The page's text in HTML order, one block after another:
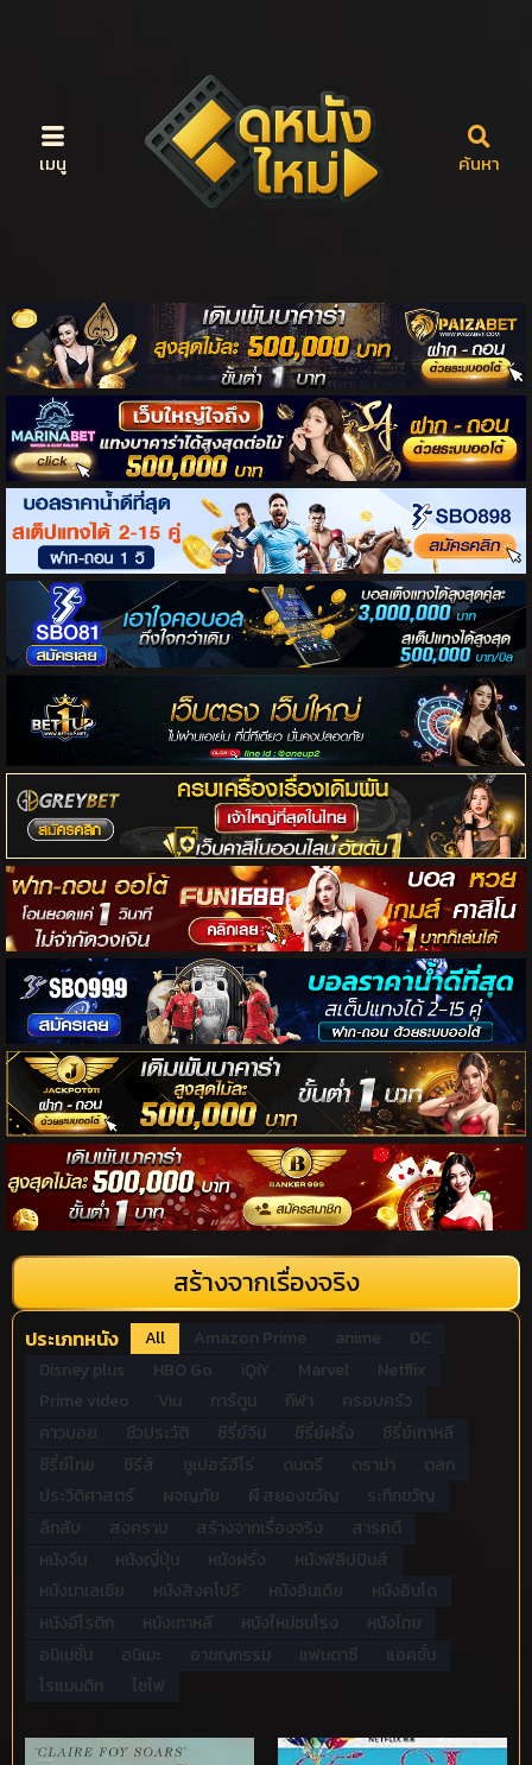
เมนู ค้นหา
สร้างจากเรื่องจริง
ประเภทหนัง All Amazon Prime anime
DC
Disney plus
HBO Go iQiY Marvel
Netflix
Prime video
Viu การ์ตูน กีฬา
ครอบครัว
คาวบอย
ชีวประวัติ ซีรี่ย์จีน ซีรี่ย์ฝรั่ง
ซีรี่ย์เกาหลี
ซีรี่ย์ไทย
ซีรีส์ ซูเปอร์ฮีโร่ ดนตรี ดราม่า
ตลก
ประวิติศาสตร์
ผจญภัย ผี สยองขวัญ
ระทึกขวัญ
ลึกลับ
สงคราม สร้างจากเรื่องจริง
สารคดี
หนังจีน
หนังญี่ปุ่น หนังฝรั่ง
หนังฟิลิปปินส์
หนังมาเลเซีย
หนังสิงคโปร์ หนังอินเดีย
หนังอินโด
หนังอีโรติก
หนังเกาหลี หนังใหม่ชนโรง
หนังไทย
อนิเมชั่น
อนิเมะ อาชญกรรม แฟนตาซี
แอคชั่น
โรแมนติก
ไซไฟ